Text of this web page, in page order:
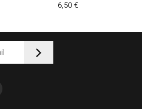
6,50 €